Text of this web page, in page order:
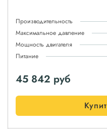
Производительность
Максимальное давление
Мощность двигателя
Питание
45 842 руб